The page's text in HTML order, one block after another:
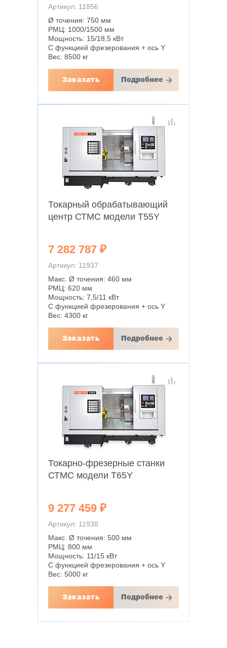
Артикул: 11856
Ø точения: 750 мм
РМЦ: 1000/1500 мм
Мощность: 15/18,5 кВт
С функцией фрезерования + ось Y
Вес: 8500 кг
Заказать Подробнее
Токарный обрабатывающий
центр СТМС модели T55Y
7 282 787 ₽
Артикул: 11937
Макс. Ø точения: 460 мм
РМЦ: 620 мм
Мощность: 7,5/11 кВт
С функцией фрезерования + ось Y
Вес: 4300 кг
Заказать Подробнее
Токарно-фрезерные станки
СТМС модели T65Y
9 277 459 ₽
Артикул: 11938
Макс. Ø точения: 500 мм
РМЦ: 800 мм
Мощность: 11/15 кВт
С функцией фрезерования + ось Y
Вес: 5000 кг
Заказать Подробнее